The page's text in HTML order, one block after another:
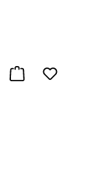
Warenkorb